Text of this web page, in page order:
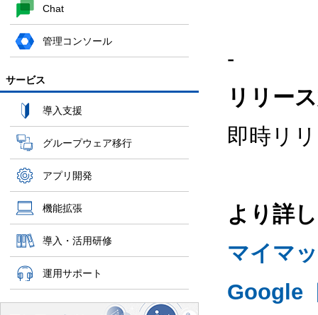
Chat
管理コンソール
サービス
導入支援
グループウェア移行
アプリ開発
機能拡張
導入・活用研修
運用サポート
-
リリー
即時リ
より詳
マイマ
Google